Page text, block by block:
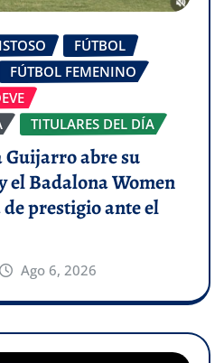
FÚTBOL
FÚTBOL FEMENINO
TITULARES DEL DÍA
Guijarro abre su
el Badalona Women
prestigio ante el
Ago 6, 2026